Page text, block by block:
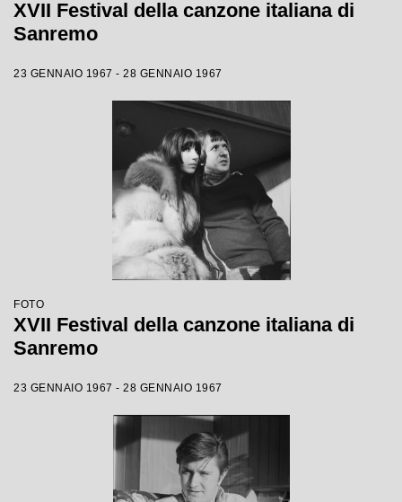
XVII Festival della canzone italiana di
Sanremo
23 GENNAIO 1967 - 28 GENNAIO 1967
FOTO
XVII Festival della canzone italiana di
Sanremo
23 GENNAIO 1967 - 28 GENNAIO 1967